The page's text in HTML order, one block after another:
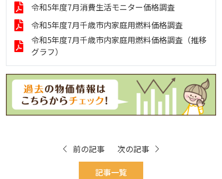
令和5年度7月消費生活モニター価格調査
令和5年度7月千歳市内家庭用燃料価格調査
令和5年度7月千歳市内家庭用燃料価格調査（推移
グラフ）
前の記事
記事一覧
次の記事